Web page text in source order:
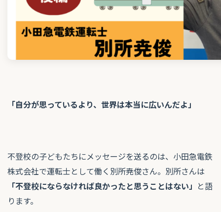
「自分が思っているより、世界は本当に広いんだよ」
不登校の子どもたちにメッセージを送るのは、小田急電鉄
株式会社で運転士として働く 別所尭俊さん。 別所さんは
「不登校にならなければ良かったと思うことはない」 と語
ります。